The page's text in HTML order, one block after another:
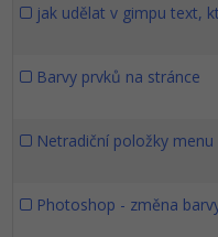
jak udělat v gimpu text,
Barvy prvků na stránce
Netradiční položky menu
Photoshop - změna